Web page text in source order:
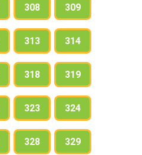
308 309
313 314
318 319
323 324
328 329